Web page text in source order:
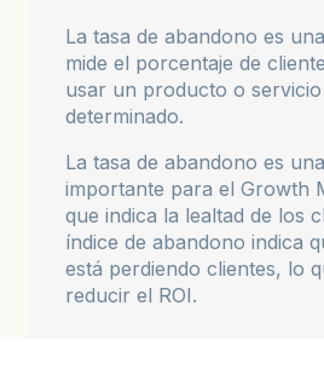
La tasa de abandono es
mide el porcentaje de
usar un producto o
determinado.
La tasa de abandono es
importante para el Growth
que indica la lealtad de los
índice de abandono indica
está perdiendo clientes, lo
reducir el ROI.